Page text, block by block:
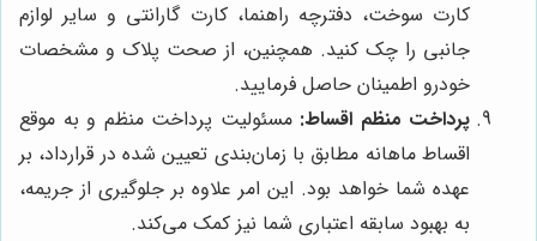
کارت سوخت، دفترچه راهنما، کارت گارانتی و سایر لوازم
جانبی را چک کنید. همچنین، از صحت پلاک و مشخصات
خودرو اطمینان حاصل فرمایید.
پرداخت منظم اقساط: مسئولیت پرداخت منظم و به موقع
اقساط ماهانه مطابق با زمان‌بندی تعیین شده در قرارداد، بر
عهده شما خواهد بود. این امر علاوه بر جلوگیری از جریمه،
به بهبود سابقه اعتباری شما نیز کمک می‌کند.